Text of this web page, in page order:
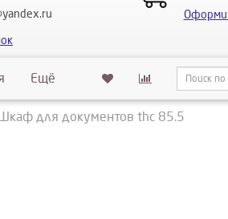
Ещё
Шкаф для документов thc 85.5